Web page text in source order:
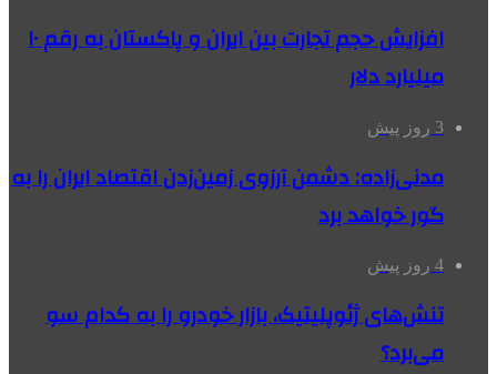
افزایش حجم تجارت بین ایران و پاکستان به رقم ۱۰
میلیارد دلار
3 روز پیش
مدنی‌زاده: دشمن آرزوی زمین‌زدن اقتصاد ایران را به
گور خواهد برد
4 روز پیش
تنش‌های ژئوپلیتیک، بازار خودرو را به کدام سو
می‌برد؟